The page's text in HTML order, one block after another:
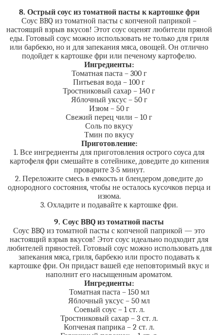
8. Острый соус из томатной пасты к картошке фри
Соус BBQ из томатной пасты с копченой паприкой –
настоящий взрыв вкусов! Этот соус оценят любители пряной
еды. Готовый соус можно использовать не только для гриля
или барбекю, но и для запекания мяса, овощей. Он отлично
подойдет к картошке фри или печеному картофелю.
Ингредиенты:
Томатная паста – 300 г
Питьевая вода – 100 г
Тростниковый сахар – 140 г
Яблочный уксус – 50 г
Изюм – 50 г
Свежий перец чили – 10 г
Соль по вкусу
Тмин по вкусу
Приготовление:
1. Все ингредиенты для приготовления острого соуса для
картофеля фри смешайте в сотейнике, доведите до кипения
проварите 3-5 минут.
2. Переложите смесь в емкость и блендером доведите до
однородного состояния, чтобы не осталось кусочков перца и
изюма.
3. Охладите и подавайте к картошке фри.
9. Соус BBQ из томатной пасты
Соус BBQ из томатной пасты с копченой паприкой — это
настоящий взрыв вкусов! Этот соус идеально подходит для
любителей пряностей. Готовый соус можно использовать для
запекания мяса, гриля, барбекю или просто подавать к
картошке фри. Он придаст вашей еде неповторимый вкус и
наполнит его насыщенным ароматом.
Ингредиенты:
Томатная паста – 150 мл
Яблочный уксус – 50 мл
Соевый соус – 1 ст. л.
Тростниковый сахар – 3 ст. л.
Копченая паприка – 2 ст. л.